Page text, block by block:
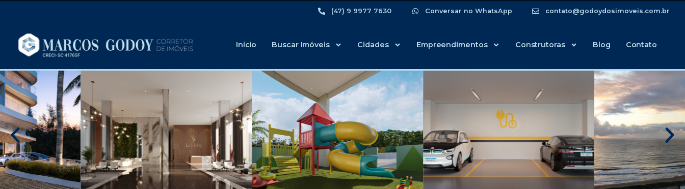
(47) 9 9977 7630 Conversar no WhatsApp contato@godoydosimoveis.com.br
Início Buscar Imóveis Cidades Empreendimentos Construtoras Blog Contato